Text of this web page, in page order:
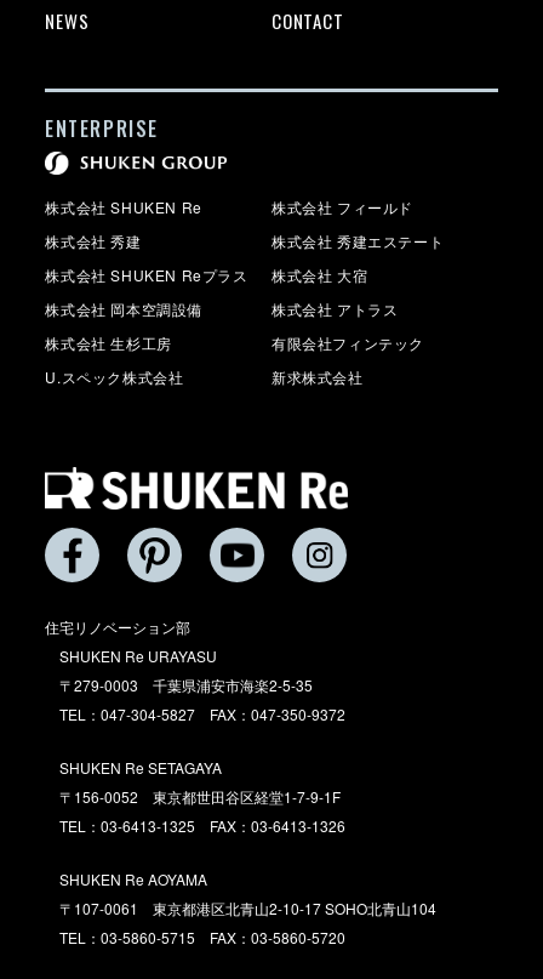
住宅リノベーション部
SHUKEN Re URAYASU
〒279-0003 千葉県浦安市海楽2-5-35
TEL：047-304-5827 FAX：047-350-9372
SHUKEN Re SETAGAYA
〒156-0052 東京都世田谷区経堂1-7-9-1F
TEL：03-6413-1325 FAX：03-6413-1326
SHUKEN Re AOYAMA
〒107-0061 東京都港区北青山2-10-17 SOHO北青山104
TEL：03-5860-5715 FAX：03-5860-5720
NEWS
CONTACT
ENTERPRISE
株式会社 SHUKEN Re
株式会社 フィールド
株式会社 秀建
株式会社 秀建エステート
株式会社 SHUKEN Reプラス
株式会社 大宿
株式会社 岡本空調設備
株式会社 アトラス
株式会社 生杉工房
有限会社フィンテック
U.スペック株式会社
新求株式会社